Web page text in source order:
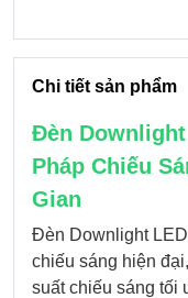
Chi tiết sản phẩm
Đèn Downlight
Pháp Chiếu
Gian
Đèn Downlight
chiếu sáng hiện
suất chiếu sáng tối